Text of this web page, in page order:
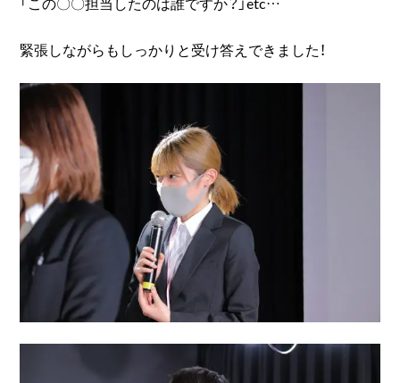
緊張しながらもしっかりと受け答えできました！